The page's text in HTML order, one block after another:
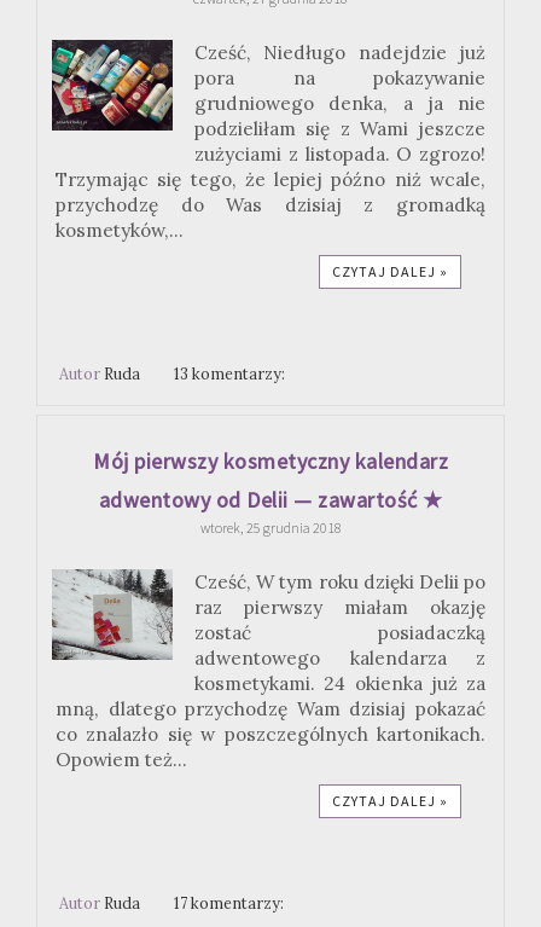
Cześć, Niedługo nadejdzie już
pora na pokazywanie
grudniowego denka, a ja nie
podzieliłam się z Wami jeszcze
zużyciami z listopada. O zgrozo!
Trzymając się tego, że lepiej późno niż wcale,
przychodzę do Was dzisiaj z gromadką
kosmetyków,...
CZYTAJ DALEJ »
Autor Ruda 13 komentarzy:
Mój pierwszy kosmetyczny kalendarz
adwentowy od Delii — zawartość ★
wtorek, 25 grudnia 2018
Cześć, W tym roku dzięki Delii po
raz pierwszy miałam okazję
zostać posiadaczką
adwentowego kalendarza z
kosmetykami. 24 okienka już za
mną, dlatego przychodzę Wam dzisiaj pokazać
co znalazło się w poszczególnych kartonikach.
Opowiem też...
CZYTAJ DALEJ »
Autor Ruda 17 komentarzy: